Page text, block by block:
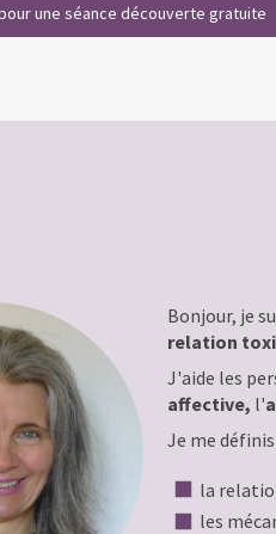
une séance découverte gratuite
Bonjour, je
relation
J'aide les
affective, l'
Je me
la
les